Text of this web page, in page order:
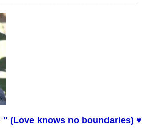
" (Love knows no boundaries) ♥